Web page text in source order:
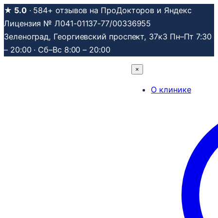
Перейти
к
содержимому
★ 5.0· 584+ отзывов на ПроДокторов и Яндекс
Лицензия № Л041-01137-77/00336955
Зеленоград, Георгиевский проспект, 37к3 Пн–Пт 7:30
– 20:00 · Сб–Вс 8:00 – 20:00
×
О клинике